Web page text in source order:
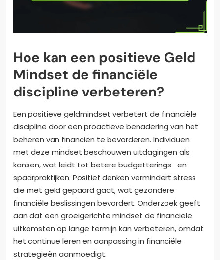
Hoe kan een positieve Geld
Mindset de financiële
discipline verbeteren?
Een positieve geldmindset verbetert de financiële
discipline door een proactieve benadering van het
beheren van financiën te bevorderen. Individuen
met deze mindset beschouwen uitdagingen als
kansen, wat leidt tot betere budgetterings- en
spaarpraktijken. Positief denken vermindert stress
die met geld gepaard gaat, wat gezondere
financiële beslissingen bevordert. Onderzoek geeft
aan dat een groeigerichte mindset de financiële
uitkomsten op lange termijn kan verbeteren, omdat
het continue leren en aanpassing in financiële
strategieën aanmoedigt.